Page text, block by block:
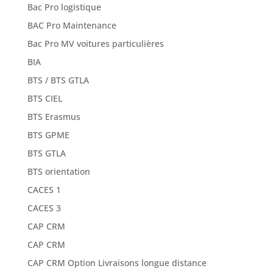
Bac Pro logistique
BAC Pro Maintenance
Bac Pro MV voitures particulières
BIA
BTS / BTS GTLA
BTS CIEL
BTS Erasmus
BTS GPME
BTS GTLA
BTS orientation
CACES 1
CACES 3
CAP CRM
CAP CRM
CAP CRM Option Livraisons longue distance